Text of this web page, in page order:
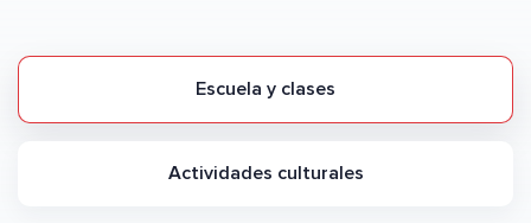
Escuela y clases
Actividades culturales